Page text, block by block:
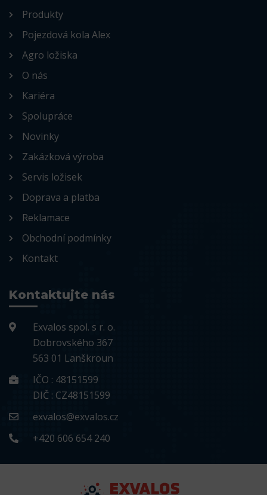
Produkty
Pojezdová kola Alex
Agro ložiska
O nás
Kariéra
Spolupráce
Novinky
Zakázková výroba
Servis ložisek
Doprava a platba
Reklamace
Obchodní podmínky
Kontakt
Kontaktujte nás
Exvalos spol. s r. o.
Dobrovského 367
563 01 Lanškroun
IČO : 48151599
DIČ : CZ48151599
exvalos@exvalos.cz
+420 606 654 240